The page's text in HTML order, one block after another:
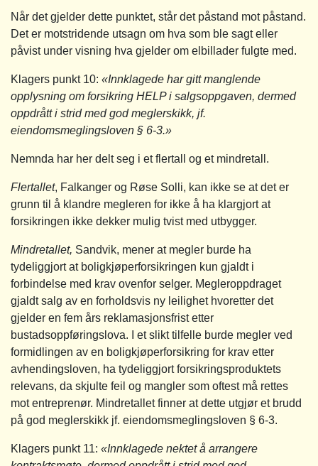
Når det gjelder dette punktet, står det påstand mot påstand.
Det er motstridende utsagn om hva som ble sagt eller
påvist under visning hva gjelder om elbillader fulgte med.
Klagers punkt 10: «Innklagede har gitt manglende
opplysning om forsikring HELP i salgsoppgaven, dermed
oppdrått i strid med god meglerskikk, jf.
eiendomsmeglingsloven § 6‑3.»
Nemnda har her delt seg i et flertall og et mindretall.
Flertallet, Falkanger og Røse Solli, kan ikke se at det er
grunn til å klandre megleren for ikke å ha klargjort at
forsikringen ikke dekker mulig tvist med utbygger.
Mindretallet, Sandvik, mener at megler burde ha
tydeliggjort at boligkjøperforsikringen kun gjaldt i
forbindelse med krav ovenfor selger. Megleroppdraget
gjaldt salg av en forholdsvis ny leilighet hvoretter det
gjelder en fem års reklamasjonsfrist etter
bustadsoppføringslova. I et slikt tilfelle burde megler ved
formidlingen av en boligkjøperforsikring for krav etter
avhendingsloven, ha tydeliggjort forsikringsproduktets
relevans, da skjulte feil og mangler som oftest må rettes
mot entreprenør. Mindretallet finner at dette utgjør et brudd
på god meglerskikk jf. eiendomsmeglingsloven § 6-3.
Klagers punkt 11: «Innklagede nektet å arrangere